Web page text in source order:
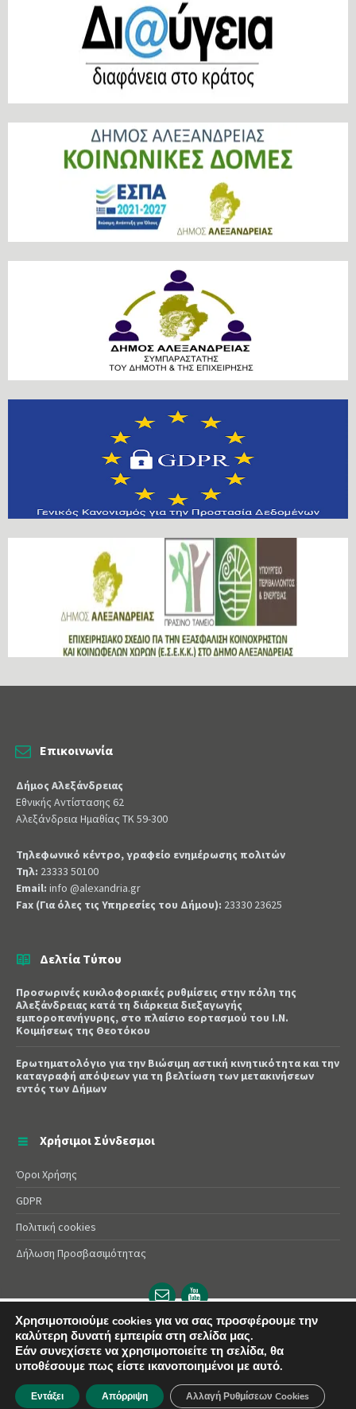
Επικοινωνία
Δήμος Αλεξάνδρειας
Εθνικής Αντίστασης 62
Αλεξάνδρεια Ημαθίας ΤΚ 59-300
Τηλεφωνικό κέντρο, γραφείο ενημέρωσης πολιτών
Τηλ: 23333 50100
Email: info @alexandria.gr
Fax (Για όλες τις Υπηρεσίες του Δήμου): 23330 23625
Δελτία Τύπου
Προσωρινές κυκλοφοριακές ρυθμίσεις στην πόλη της
Αλεξάνδρειας κατά τη διάρκεια διεξαγωγής
εμποροπανήγυρης, στο πλαίσιο εορτασμού του Ι.Ν.
Κοιμήσεως της Θεοτόκου
Ερωτηματολόγιο για την Βιώσιμη αστική κινητικότητα και την
καταγραφή απόψεων για τη βελτίωση των μετακινήσεων
εντός των Δήμων
Χρήσιμοι Σύνδεσμοι
Όροι Χρήσης
GDPR
Πολιτική cookies
Δήλωση Προσβασιμότητας
Email
url
YouTube
url
© 2025 Δήμος Αλεξάνδρειας | Powered byApogee
Χρησιμοποιούμε cookies για να σας προσφέρουμε την
καλύτερη δυνατή εμπειρία στη σελίδα μας.
Εάν συνεχίσετε να χρησιμοποιείτε τη σελίδα, θα
υποθέσουμε πως είστε ικανοποιημένοι με αυτό.
Εντάξει Απόρριψη Αλλαγή Ρυθμίσεων Cookies